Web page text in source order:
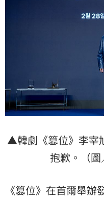
▲韓劇《篡位》李宰
抱歉。（圖
《篡位》在首爾舉